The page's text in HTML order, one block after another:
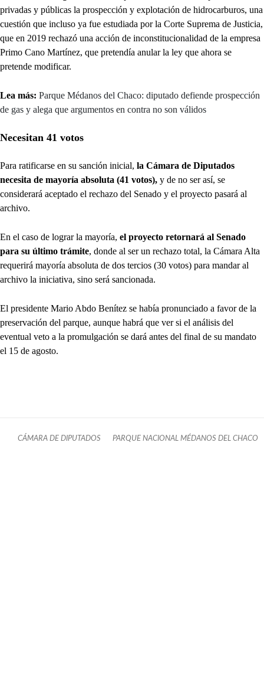
privadas y públicas la prospección y explotación de hidrocarburos, una
cuestión que incluso ya fue estudiada por la Corte Suprema de Justicia,
que en 2019 rechazó una acción de inconstitucionalidad de la empresa
Primo Cano Martínez, que pretendía anular la ley que ahora se
pretende modificar.
Lea más: Parque Médanos del Chaco: diputado defiende prospección
de gas y alega que argumentos en contra no son válidos
Necesitan 41 votos
Para ratificarse en su sanción inicial, la Cámara de Diputados
necesita de mayoría absoluta (41 votos), y de no ser así, se
considerará aceptado el rechazo del Senado y el proyecto pasará al
archivo.
En el caso de lograr la mayoría, el proyecto retornará al Senado
para su último trámite, donde al ser un rechazo total, la Cámara Alta
requerirá mayoría absoluta de dos tercios (30 votos) para mandar al
archivo la iniciativa, sino será sancionada.
El presidente Mario Abdo Benítez se había pronunciado a favor de la
preservación del parque, aunque habrá que ver si el análisis del
eventual veto a la promulgación se dará antes del final de su mandato
el 15 de agosto.
CÁMARA DE DIPUTADOS PARQUE NACIONAL MÉDANOS DEL CHACO